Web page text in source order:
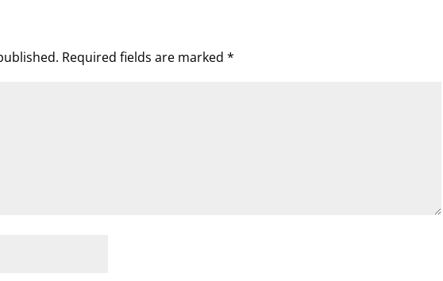
Required fields are marked*